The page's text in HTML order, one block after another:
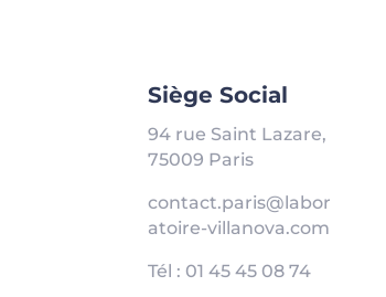
Siège Social
94 rue Saint Lazare,
75009 Paris
contact.paris@labor
atoire-villanova.com
Tél : 01 45 45 08 74